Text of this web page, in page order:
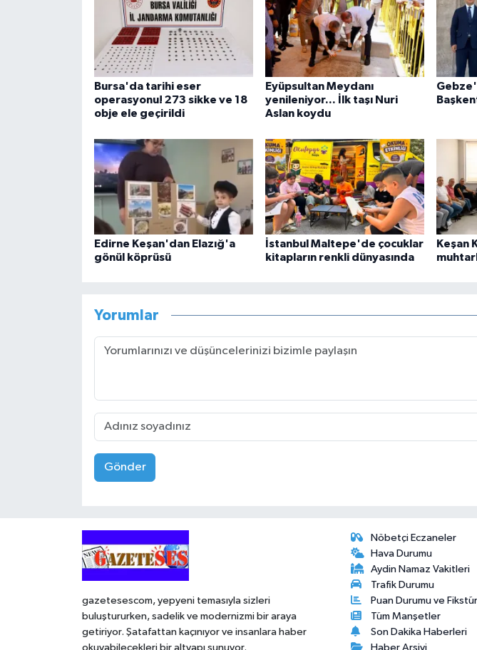
Bursa'da tarihi eser
operasyonu! 273 sikke ve 18
obje ele geçirildi
Eyüpsultan Meydanı
yenileniyor... İlk taşı Nuri
Aslan koydu
Edirne Keşan'dan Elazığ'a
gönül köprüsü
İstanbul Maltepe'de çocuklar
kitapların renkli dünyasında
Keşan
Yorumlar
Gönder
gazetesescom, yepyeni temasıyla sizleri
buluştururken, sadelik ve modernizmi bir araya
getiriyor. Şatafattan kaçınıyor ve insanlara haber
okuyabilecekleri bir altyapı sunuyor.
Nöbetçi Eczaneler
Hava Durumu
Aydin Namaz Vakitleri
Trafik Durumu
Puan Durumu ve Fikstür
Tüm Manşetler
Son Dakika Haberleri
Haber Arşivi